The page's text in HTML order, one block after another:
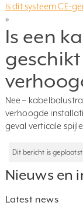
Is dit systeem CE-
»
Is een
Nee –
verhoogde
geval verticale
Dit bericht is
Nieuws en
Latest news